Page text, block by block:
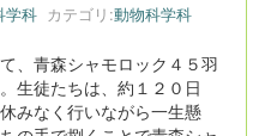
学科 カテゴリ:動物科学科
、青森シャモロック４５羽
生徒たちは、約１２０日
みなく行いながら一生懸